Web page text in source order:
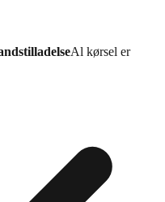
Al kørsel er